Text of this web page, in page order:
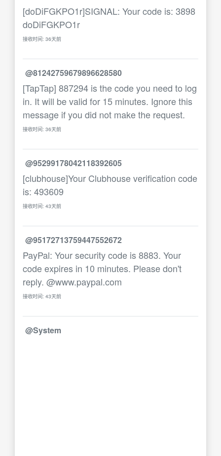
[doDiFGKPO1r]SIGNAL: Your code is: 3898
doDiFGKPO1r
接收时间: 36天前
@81242759679896628580
[TapTap] 887294 is the code you need to log
in. It will be valid for 15 minutes. Ignore this
message if you did not make the request.
接收时间: 36天前
@95299178042118392605
[clubhouse]Your Clubhouse verification code
is: 493609
接收时间: 43天前
@95172713759447552672
PayPal: Your security code is 8883. Your
code expires in 10 minutes. Please don't
reply. @www.paypal.com
接收时间: 43天前
@System